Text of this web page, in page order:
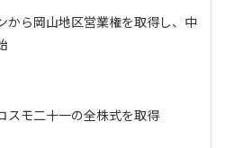
から岡山地区営業権を取得し、中
スモ二十一の全株式を取得